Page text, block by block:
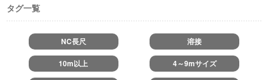
タグ一覧
NC長尺 溶接
10m以上 4～9mサイズ